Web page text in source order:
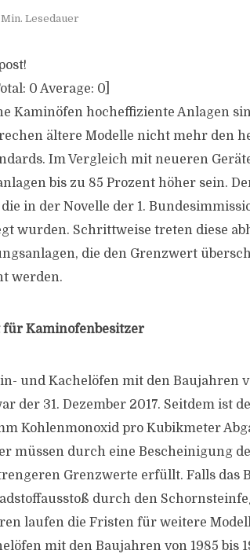
Lesedauer
0 Average: 0
Kaminöfen hocheffiziente Anlagen
ältere Modelle nicht mehr den
Im Vergleich mit neueren
bis zu 85 Prozent höher sein.
in der Novelle der 1.
wurden. Schrittweise treten diese
die den Grenzwert
werden.
Kaminofenbesitzer
und Kachelöfen mit den Baujahren
der 31. Dezember 2017. Seitdem ist
Kohlenmonoxid pro Kubikmeter
müssen durch eine Bescheinigung
Grenzwerte erfüllt. Falls
durch den
laufen die Fristen für weitere
mit den Baujahren von 1985 bis